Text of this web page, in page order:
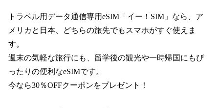
トラベル用データ通信専用eSIM「イー！SIM」なら、ア
メリカと日本、どちらの旅先でもスマホがすぐ使えま
す。
週末の気軽な旅行にも、留学後の観光や一時帰国にもぴ
ったりの便利なeSIMです。
今なら30％OFFクーポンをプレゼント！